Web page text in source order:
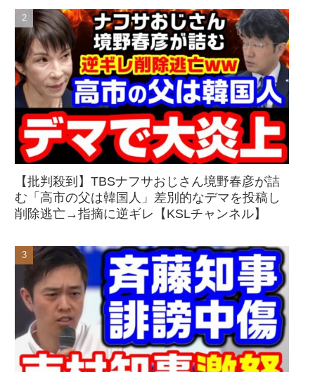
【批判殺到】TBSナフサおじさん境野春彦が詰
む「高市の父は韓国人」差別的なデマを投稿し
削除逃亡→指摘に逆ギレ【KSLチャンネル】